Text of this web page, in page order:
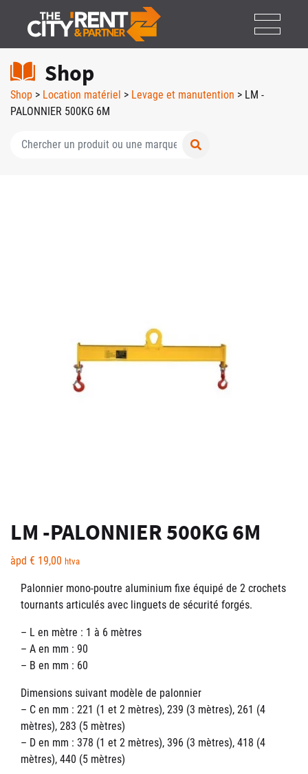
Shop
Shop > Location matériel > Levage et manutention > LM -
PALONNIER 500KG 6M
LM -PALONNIER 500KG 6M
àpd € 19,00 htva
Palonnier mono-poutre aluminium fixe équipé de 2 crochets
tournants articulés avec linguets de sécurité forgés.
– L en mètre : 1 à 6 mètres
– A en mm : 90
– B en mm : 60
Dimensions suivant modèle de palonnier
– C en mm : 221 (1 et 2 mètres), 239 (3 mètres), 261 (4
mètres), 283 (5 mètres)
– D en mm : 378 (1 et 2 mètres), 396 (3 mètres), 418 (4
mètres), 440 (5 mètres)